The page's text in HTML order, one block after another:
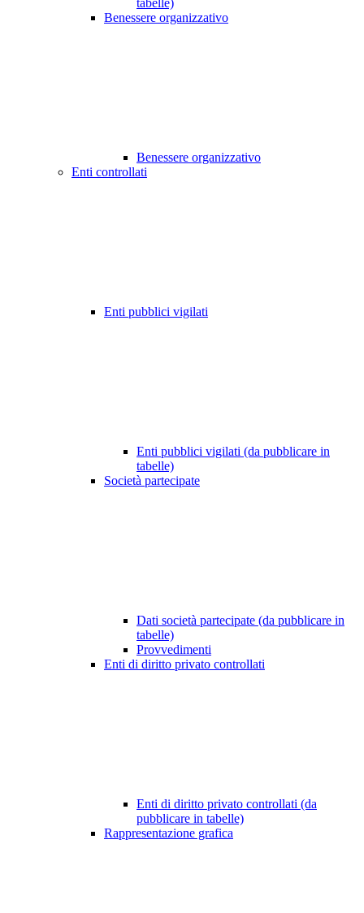
tabelle)
Benessere organizzativo
Benessere organizzativo
Enti controllati
Enti pubblici vigilati
Enti pubblici vigilati (da pubblicare in
tabelle)
Società partecipate
Dati società partecipate (da pubblicare in
tabelle)
Provvedimenti
Enti di diritto privato controllati
Enti di diritto privato controllati (da
pubblicare in tabelle)
Rappresentazione grafica